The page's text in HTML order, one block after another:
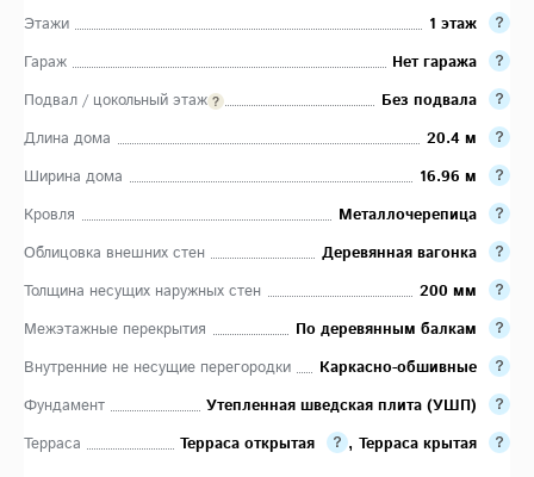
Этажи
1 этаж
Гараж
Нет гаража
Подвал / цокольный этаж
Без подвала
Длина дома
20.4 м
Ширина дома
16.96 м
Кровля
Металлочерепица
Облицовка внешних стен
Деревянная вагонка
Толщина несущих наружных стен
200 мм
Межэтажные перекрытия
По деревянным балкам
Внутренние не несущие перегородки
Каркасно-обшивные
Фундамент
Утепленная шведская плита (УШП)
Терраса
Терраса открытая , Терраса крытая